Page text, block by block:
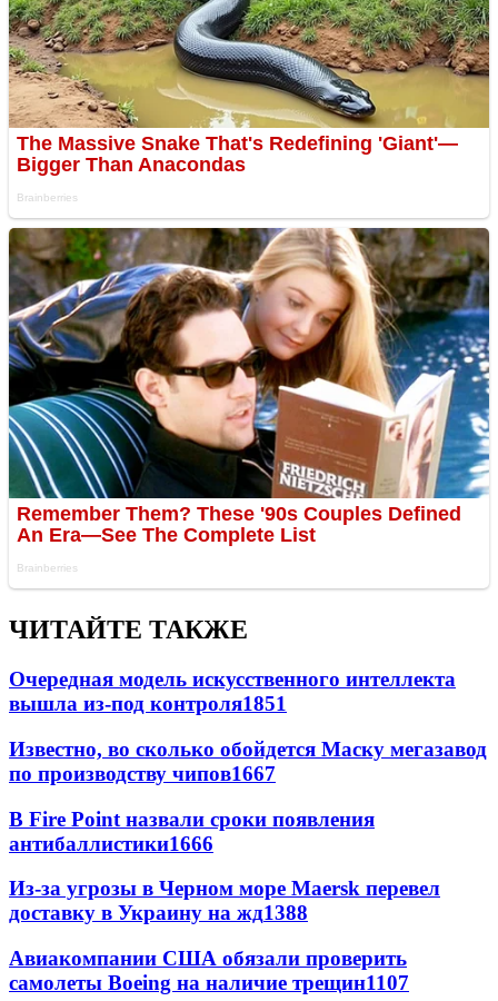
ЧИТАЙТЕ ТАКЖЕ
Очередная модель искусственного интеллекта
вышла из-под контроля1851
Известно, во сколько обойдется Маску мегазавод
по производству чипов1667
В Fire Point назвали сроки появления
антибаллистики1666
Из-за угрозы в Черном море Maersk перевел
доставку в Украину на жд1388
Авиакомпании США обязали проверить
самолеты Boeing на наличие трещин1107